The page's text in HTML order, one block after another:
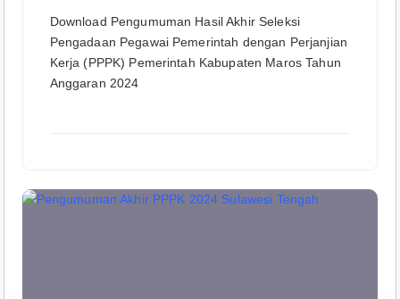
Download Pengumuman Hasil Akhir Seleksi
Pengadaan Pegawai Pemerintah dengan Perjanjian
Kerja (PPPK) Pemerintah Kabupaten Maros Tahun
Anggaran 2024